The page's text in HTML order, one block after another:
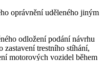
oprávnění uděleného jiným
odložení podání návrhu
zastavení trestního stíhání,
motorových vozidel během